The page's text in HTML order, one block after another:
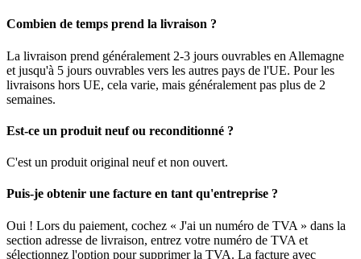
Combien de temps prend la livraison ?
La livraison prend généralement 2-3 jours ouvrables en Allemagne
et jusqu'à 5 jours ouvrables vers les autres pays de l'UE. Pour les
livraisons hors UE, cela varie, mais généralement pas plus de 2
semaines.
Est-ce un produit neuf ou reconditionné ?
C'est un produit original neuf et non ouvert.
Puis-je obtenir une facture en tant qu'entreprise ?
Oui ! Lors du paiement, cochez « J'ai un numéro de TVA » dans la
section adresse de livraison, entrez votre numéro de TVA et
sélectionnez l'option pour supprimer la TVA. La facture avec